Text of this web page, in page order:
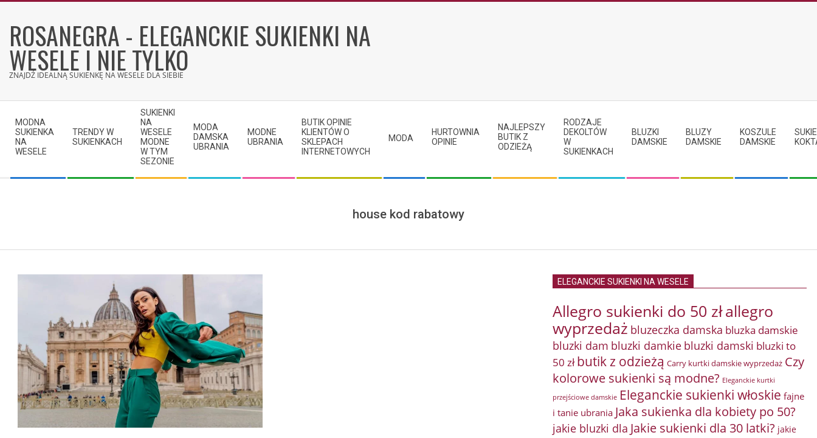
contentROSANEGRA - ELEGANCKIE SUKIENKI NA
WESELE I NIE TYLKO
ZNAJDŹ IDEALNĄ SUKIENKĘ NA WESELE DLA SIEBIE
Navigation
Menu
MODNA
SUKIENKA
NA
WESELE
TRENDY W
SUKIENKACH
SUKIENKI
NA
WESELE
MODNE
W TYM
SEZONIE
MODA
DAMSKA
UBRANIA
MODNE
UBRANIA
BUTIK OPINIE
KLIENTÓW O
SKLEPACH
INTERNETOWYCH
MODA
HURTOWNIA
OPINIE
NAJLEPSZY
BUTIK Z
ODZIEŻĄ
RODZAJE
DEKOLTÓW
W
SUKIENKACH
BLUZKI
DAMSKIE
BLUZY
DAMSKIE
KOSZULE
DAMSKIE
house kod rabatowy
ELEGANCKIE SUKIENKI NA WESELE
Allegro sukienki do 50 złallegro
wyprzedaż bluzeczka damska bluzka damskie
bluzki dam bluzki damkie bluzki damski bluzki to
50 zł butik z odzieżą Carry kurtki damskie wyprzedaż Czy
kolorowe sukienki są modne? Eleganckie kurtki
przejściowe damskie Eleganckie sukienki włoskie fajne
i tanie ubrania Jaka sukienka dla kobiety po 50?
jakie bluzki dla Jakie sukienki dla 30 latki? jakie